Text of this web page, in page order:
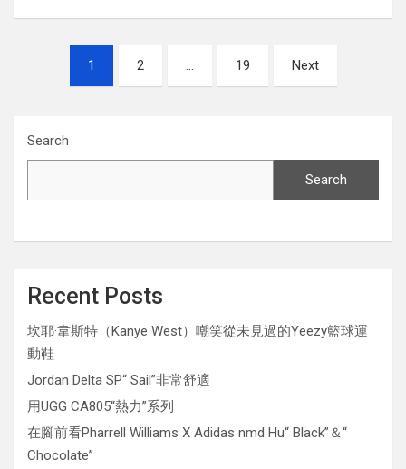
navigation
1 2 … 19 Next
Search
Search
Recent Posts
坎耶·韋斯特（Kanye West）嘲笑從未見過的Yeezy籃球運
動鞋
Jordan Delta SP“ Sail”非常舒適
用UGG CA805“熱力”系列
在腳前看Pharrell Williams X Adidas nmd Hu“ Black”＆“
Chocolate”